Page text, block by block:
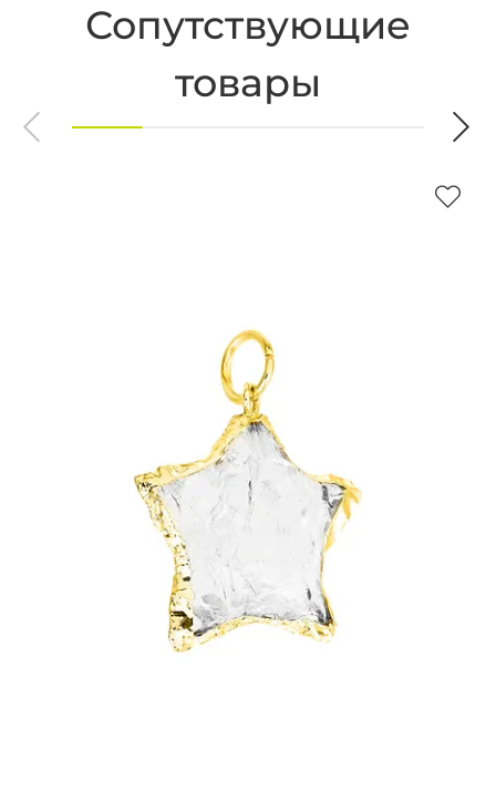
Сопутствующие
товары